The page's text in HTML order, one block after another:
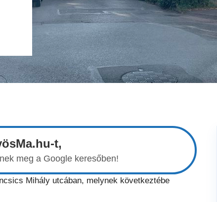
t,
meg a Google keresőben!
Mihály utcában, melynek következtébe